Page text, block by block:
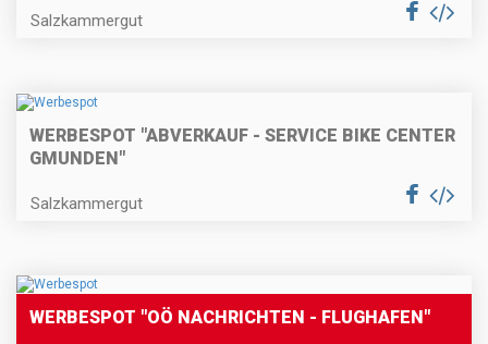
Salzkammergut
WERBESPOT "ABVERKAUF - SERVICE BIKE CENTER
GMUNDEN"
Salzkammergut
WERBESPOT "OÖ NACHRICHTEN - FLUGHAFEN"